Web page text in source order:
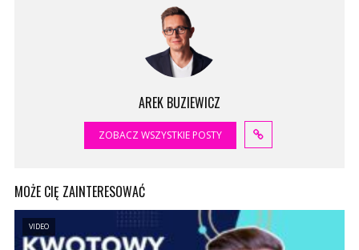
AREK BUZIEWICZ
ZOBACZ WSZYSTKIE POSTY
MOŻE CIĘ ZAINTERESOWAĆ
VIDEO